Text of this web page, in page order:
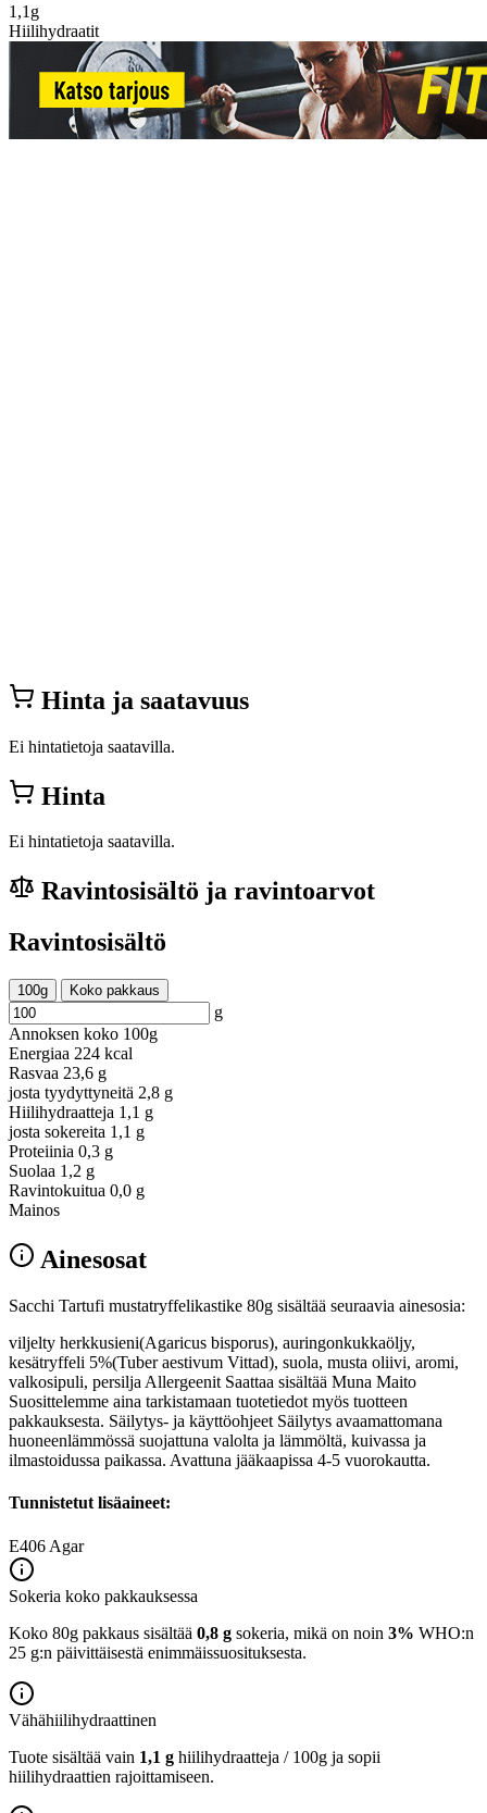
1,1g
Hiilihydraatit
Hinta ja saatavuus
Ei hintatietoja saatavilla.
Hinta
Ei hintatietoja saatavilla.
Ravintosisältö ja ravintoarvot
Ravintosisältö
100g Koko pakkaus
g
Annoksen koko 100g
Energiaa 224 kcal
Rasvaa 23,6 g
josta tyydyttyneitä 2,8 g
Hiilihydraatteja 1,1 g
josta sokereita 1,1 g
Proteiinia 0,3 g
Suolaa 1,2 g
Ravintokuitua 0,0 g
Mainos
Ainesosat
Sacchi Tartufi mustatryffelikastike 80g sisältää seuraavia ainesosia:
viljelty herkkusieni(Agaricus bisporus), auringonkukkaöljy,
kesätryffeli 5%(Tuber aestivum Vittad), suola, musta oliivi, aromi,
valkosipuli, persilja Allergeenit Saattaa sisältää Muna Maito
Suosittelemme aina tarkistamaan tuotetiedot myös tuotteen
pakkauksesta. Säilytys- ja käyttöohjeet Säilytys avaamattomana
huoneenlämmössä suojattuna valolta ja lämmöltä, kuivassa ja
ilmastoidussa paikassa. Avattuna jääkaapissa 4-5 vuorokautta.
Tunnistetut lisäaineet:
E406 Agar
Sokeria koko pakkauksessa
Koko 80g pakkaus sisältää 0,8 g sokeria, mikä on noin 3% WHO:n
25 g:n päivittäisestä enimmäissuosituksesta.
Vähähiilihydraattinen
Tuote sisältää vain 1,1 g hiilihydraatteja / 100g ja sopii
hiilihydraattien rajoittamiseen.